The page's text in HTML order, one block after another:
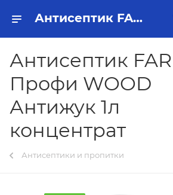
Антисептик FARBITEX Профи WOOD Антижук 1л концентрат Тольятти - купить в интернет-магазине, каталог с ценами и характеристиками
Антисептик
Профи WOOD
Антижук 1л
концентрат
Антисептики и пропитки